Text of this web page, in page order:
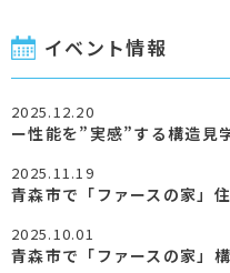
イベント情報
2025.12.20
ー性能を”実感”する構造見
2025.11.19
2025.10.01